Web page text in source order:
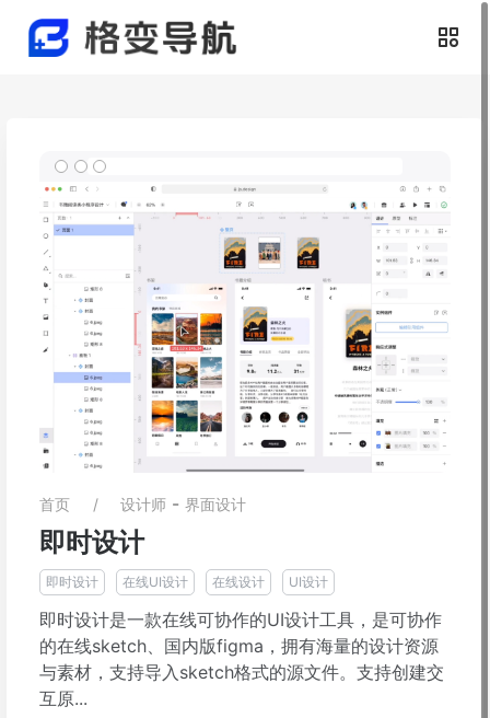
首页 设计师 - 界面设计
即时设计
即时设计 在线UI设计 在线设计 UI设计
即时设计是一款在线可协作的UI设计工具，是可协作
的在线sketch、国内版figma，拥有海量的设计资源
与素材，支持导入sketch格式的源文件。支持创建交
互原...